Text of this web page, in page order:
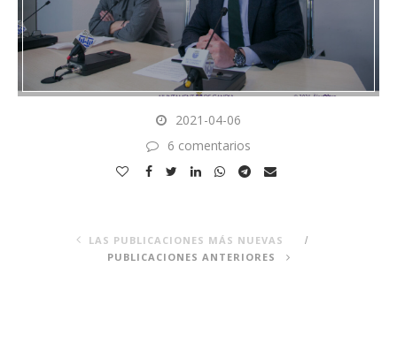
2021-04-06
6 comentarios
LAS PUBLICACIONES MÁS NUEVAS
PUBLICACIONES ANTERIORES